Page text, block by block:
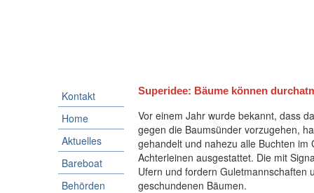
Kontakt
Home
Aktuelles
Bareboat
Behörden
Superidee: Bäume können
Vor einem Jahr wurde bekannt, dass
gegen die Baumsünder vorzugehen,
gehandelt und nahezu alle Buchten
Achterleinen ausgestattet. Die mit
Ufern und fordern Guletmannschaften
geschundenen Bäumen.